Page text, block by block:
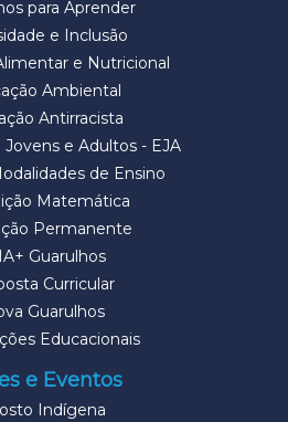
para Aprender
e Inclusão
e Nutricional
Ambiental
Antirracista
Jovens e Adultos - EJA
de Ensino
Matemática
Permanente
Guarulhos
Curricular
Guarulhos
Educacionais
e Eventos
Indígena